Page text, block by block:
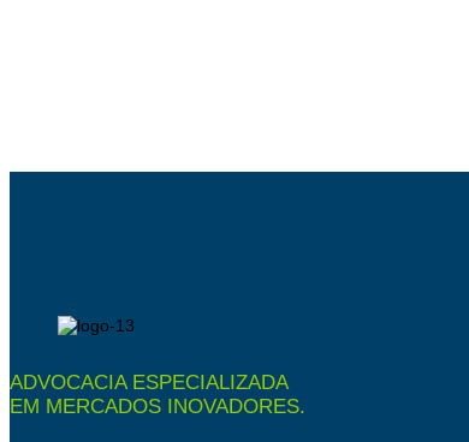
ADVOCACIA ESPECIALIZADA
EM MERCADOS INOVADORES.